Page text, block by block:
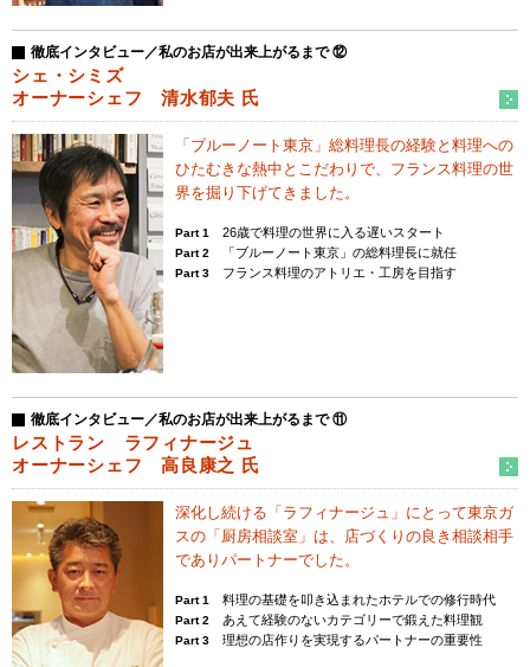
徹底インタビュー／私のお店が出来上がるまで ⑫
シェ・シミズ
オーナーシェフ 清水郁夫 氏
「ブルーノート東京」総料理長の経験と料理への
ひたむきな熱中とこだわりで、 フランス料理の世
界を掘り下げてきました。
Part 1 26歳で料理の世界に入る遅いスタート
Part 2 「ブルーノート東京」の総料理長に就任
Part 3 フランス料理のアトリエ・工房を目指す
徹底インタビュー／私のお店が出来上がるまで ⑪
レストラン ラフィナージュ
オーナーシェフ 高良康之 氏
深化し続ける「ラフィナージュ」にとって東京ガ
スの「厨房相談室」は、店づくりの良き相談相手
でありパートナーでした。
Part 1 料理の基礎を叩き込まれたホテルでの修行時代
Part 2 あえて経験のないカテゴリーで鍛えた料理観
Part 3 理想の店作りを実現するパートナーの重要性